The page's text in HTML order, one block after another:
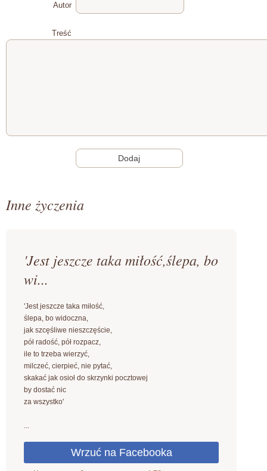
Autor
Treść
Inne życzenia
'Jest jeszcze taka miłość,ślepa, bo
wi...
'Jest jeszcze taka miłość,
ślepa, bo widoczna,
jak szcęśliwe nieszczęście,
pół radość, pół rozpacz,
ile to trzeba wierzyć,
milczeć, cierpieć, nie pytać,
skakać jak osioł do skrzynki pocztowej
by dostać nic
za wszystko'
...